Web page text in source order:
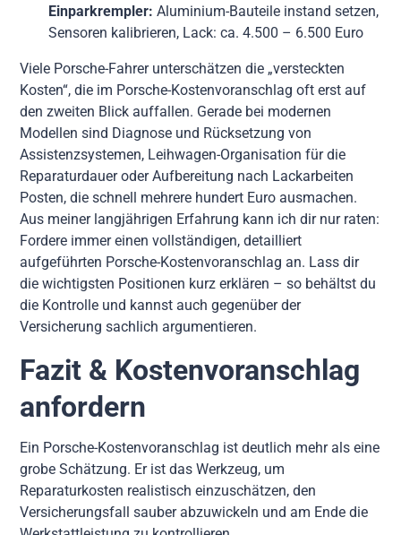
Einparkrempler: Aluminium-Bauteile instand setzen,
Sensoren kalibrieren, Lack: ca. 4.500 – 6.500 Euro
Viele Porsche-Fahrer unterschätzen die „versteckten
Kosten“, die im Porsche-Kostenvoranschlag oft erst auf
den zweiten Blick auffallen. Gerade bei modernen
Modellen sind Diagnose und Rücksetzung von
Assistenzsystemen, Leihwagen-Organisation für die
Reparaturdauer oder Aufbereitung nach Lackarbeiten
Posten, die schnell mehrere hundert Euro ausmachen.
Aus meiner langjährigen Erfahrung kann ich dir nur raten:
Fordere immer einen vollständigen, detailliert
aufgeführten Porsche-Kostenvoranschlag an. Lass dir
die wichtigsten Positionen kurz erklären – so behältst du
die Kontrolle und kannst auch gegenüber der
Versicherung sachlich argumentieren.
Fazit & Kostenvoranschlag
anfordern
Ein Porsche-Kostenvoranschlag ist deutlich mehr als eine
grobe Schätzung. Er ist das Werkzeug, um
Reparaturkosten realistisch einzuschätzen, den
Versicherungsfall sauber abzuwickeln und am Ende die